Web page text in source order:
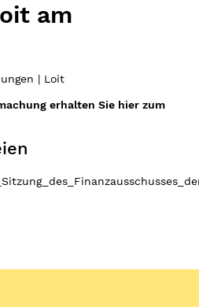
am
| Loit
erhalten Sie hier zum